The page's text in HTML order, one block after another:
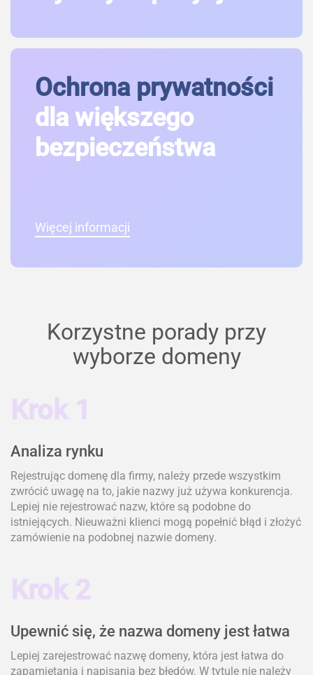
Ochrona prywatności
dla większego
bezpieczeństwa
Więcej informacji
Korzystne porady przy
wyborze domeny
Krok 1
Analiza rynku
Rejestrując domenę dla firmy, należy przede wszystkim
zwrócić uwagę na to, jakie nazwy już używa konkurencja.
Lepiej nie rejestrować nazw, które są podobne do
istniejących. Nieuważni klienci mogą popełnić błąd i złożyć
zamówienie na podobnej nazwie domeny.
Krok 2
Upewnić się, że nazwa domeny jest łatwa
Lepiej zarejestrować nazwę domeny, która jest łatwa do
zapamiętania i napisania bez błędów. W tytule nie należy